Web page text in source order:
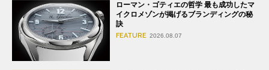
ローマン・ゴティエの哲学 最も成功したマ
イクロメゾンが掲げるブランディングの秘
訣
FEATURE 2026.08.07